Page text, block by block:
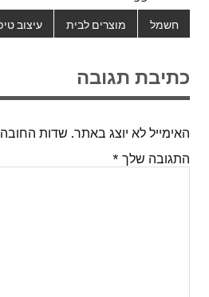
חשמל מוצרים לבית עיצוב
כתיבת תגובה
האימייל לא יוצג באתר. שדות
התגובה שלך *